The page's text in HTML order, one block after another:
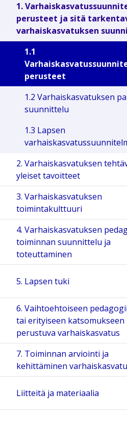
1.
perusteet ja sitä
varhaiskasvatuksen
1.1
perusteet
1.2 Varhaiskasvatuksen
suunnittelu
1.3 Lapsen
2. Varhaiskasvatuksen
yleiset tavoitteet
3. Varhaiskasvatuksen
toimintakulttuuri
4. Varhaiskasvatuksen
toiminnan suunnittelu ja
toteuttaminen
5. Lapsen tuki
6. Vaihtoehtoiseen
tai erityiseen katsomukseen
perustuva varhaiskasvatus
7. Toiminnan arviointi ja
kehittäminen
Liitteitä ja materiaalia